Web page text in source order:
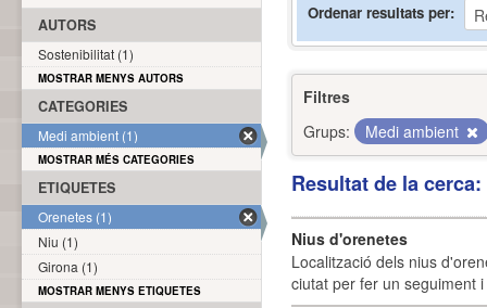
Ordenar resultats per
Filtres
Grups:
Medi ambient
Resultat de la
Nius d'orenetes
Localització dels nius
ciutat per fer un seguiment
AUTORS
Sostenibilitat (1)
MOSTRAR MENYS AUTORS
CATEGORIES
Medi ambient (1)
MOSTRAR MÉS CATEGORIES
ETIQUETES
Orenetes (1)
Niu (1)
Girona (1)
MOSTRAR MENYS ETIQUETES